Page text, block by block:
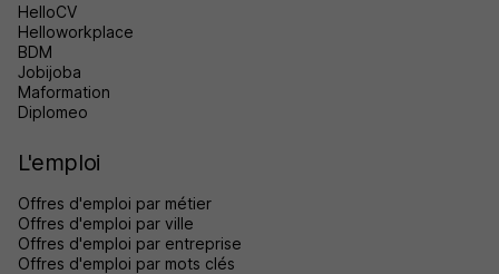
HelloCV
Helloworkplace
BDM
Jobijoba
Maformation
Diplomeo
L'emploi
Offres d'emploi par métier
Offres d'emploi par ville
Offres d'emploi par entreprise
Offres d'emploi par mots clés